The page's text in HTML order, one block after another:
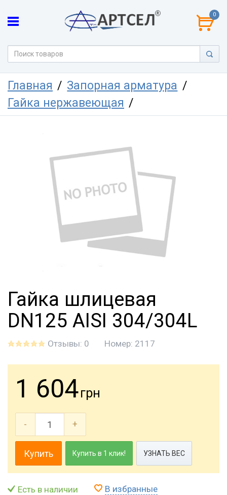
0
Главная
Запорная арматура
Гайка нержавеющая
Гайка шлицевая
DN125 AISI 304/304L
Отзывы: 0 Номер: 2117
1 604грн
- +
Купить Купить в 1 клик! УЗНАТЬ ВЕС
Есть в наличии В избранные